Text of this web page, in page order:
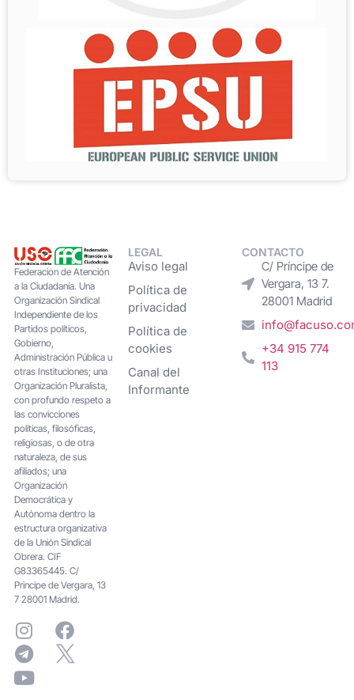
Federacion de Atención
a la Ciudadanía. Una
Organización Sindical
Independiente de los
Partidos políticos,
Gobierno,
Administración Pública u
otras Instituciones; una
Organización Pluralista,
con profundo respeto a
las convicciones
políticas, filosóficas,
religiosas, o de otra
naturaleza, de sus
afiliados; una
Organización
Democrática y
Autónoma dentro la
estructura organizativa
de la Unión Sindical
Obrera. CIF
G83365445. C/
Principe de Vergara, 13
7 28001 Madrid.
LEGAL
Aviso legal
Política de
privacidad
Política de
cookies
Canal del
Informante
CONTACTO
C/ Príncipe de
Vergara, 13 7.
28001 Madrid
+34 915 774
113